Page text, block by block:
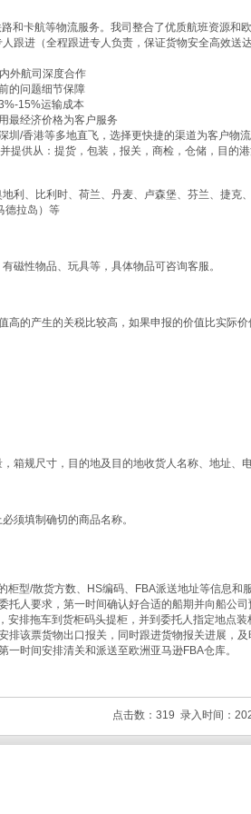
和卡航等物流服务。我司整合了优质航班资源
跟进（全程跟进专人负责，保证货物安全高效送
外航司深度合作
的问题细节保障
15%运输成本
最经济价格为客户服务
/香港等多地直飞，选择更快捷的渠道为客户物流
提供从：提货，包装，报关，商检，仓储，目的
利、比利时、荷兰、丹麦、卢森堡、芬兰、捷
德拉岛）等
磁性物品、玩具等，具体物品可咨询客服。
高的产生的关税比较高，如果申报的价值比实际
箱规尺寸，目的地及目的地收货人名称、地址、
必须填制确切的商品名称。
型/散货方数、HS编码、FBA派送地址等信息和服
人要求，第一时间确认好合适的船期并向船公司
排拖车到货柜码头提柜，并到委托人指定地点
该票货物出口报关，同时跟进货物报关进展，及
时间安排清关和派送至欧洲亚马逊FBA仓库。
点击数：319 录入时间：